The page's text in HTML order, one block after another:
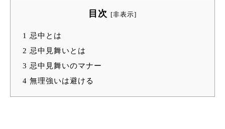
目次 [非表示]
1 忌中とは
2 忌中見舞いとは
3 忌中見舞いのマナー
4 無理強いは避ける